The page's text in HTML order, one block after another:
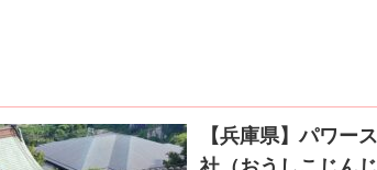
【兵庫県】パワー